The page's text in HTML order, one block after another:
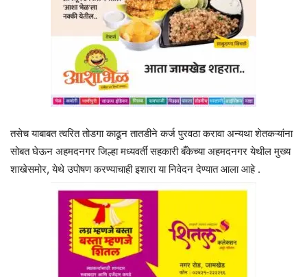
तसेच याबाबत त्वरित तोडगा काढून तातडीने कर्ज पुरवठा करावा अन्यथा शेतकऱ्यांना
सोबत घेऊन अहमदनगर जिल्हा मध्यवर्ती सहकारी बँकेच्या अहमदनगर येथील मुख्य
शाखेसमोर, येथे उपोषण करण्याचाही इशारा या निवेदन देण्यात आला आहे .